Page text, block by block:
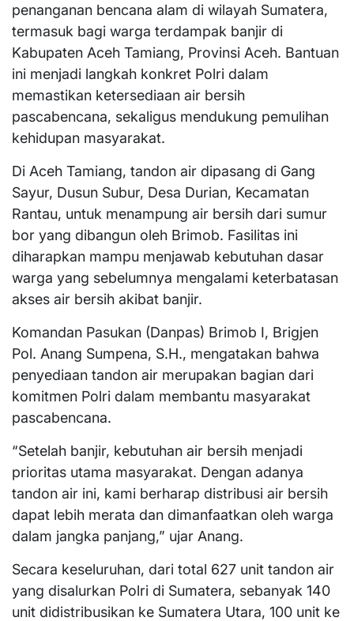
penanganan bencana alam di wilayah Sumatera,
termasuk bagi warga terdampak banjir di
Kabupaten Aceh Tamiang, Provinsi Aceh. Bantuan
ini menjadi langkah konkret Polri dalam
memastikan ketersediaan air bersih
pascabencana, sekaligus mendukung pemulihan
kehidupan masyarakat.
Di Aceh Tamiang, tandon air dipasang di Gang
Sayur, Dusun Subur, Desa Durian, Kecamatan
Rantau, untuk menampung air bersih dari sumur
bor yang dibangun oleh Brimob. Fasilitas ini
diharapkan mampu menjawab kebutuhan dasar
warga yang sebelumnya mengalami keterbatasan
akses air bersih akibat banjir.
Komandan Pasukan (Danpas) Brimob I, Brigjen
Pol. Anang Sumpena, S.H., mengatakan bahwa
penyediaan tandon air merupakan bagian dari
komitmen Polri dalam membantu masyarakat
pascabencana.
“Setelah banjir, kebutuhan air bersih menjadi
prioritas utama masyarakat. Dengan adanya
tandon air ini, kami berharap distribusi air bersih
dapat lebih merata dan dimanfaatkan oleh warga
dalam jangka panjang,” ujar Anang.
Secara keseluruhan, dari total 627 unit tandon air
yang disalurkan Polri di Sumatera, sebanyak 140
unit didistribusikan ke Sumatera Utara, 100 unit ke